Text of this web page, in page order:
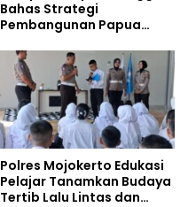
Bahas Strategi
Pembangunan Papua
Doktoral Internasional
Polres Mojokerto Edukasi
Pelajar Tanamkan Budaya
Tertib Lalu Lintas dan